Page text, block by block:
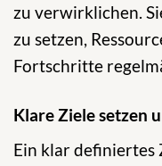
zu verwirklichen.
zu setzen,
Fortschritte
Klare Ziele setzen
Ein klar definiertes